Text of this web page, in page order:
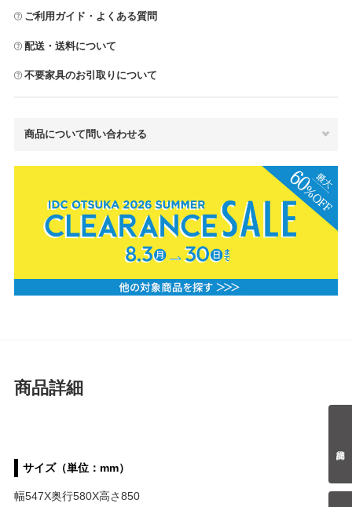
ご利用ガイド・よくある質問
配送・送料について
不要家具のお引取りについて
商品について問い合わせる
商品詳細
サイズ（単位：mm）
幅547X奥行580X高さ850